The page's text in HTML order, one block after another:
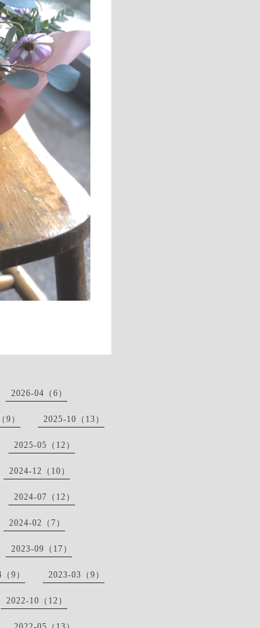
2026-04（6）
9） 2025-10（13）
2025-05（12）
2024-12（10）
2024-07（12）
2024-02（7）
2023-09（17）
9） 2023-03（9）
2022-10（12）